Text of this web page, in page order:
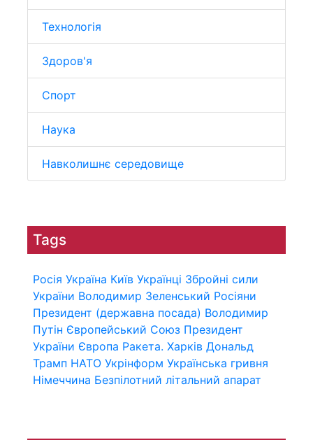
Технологія
Здоров'я
Спорт
Наука
Навколишнє середовище
Tags
Росія Україна Київ Українці Збройні сили
України Володимир Зеленський Росіяни
Президент (державна посада) Володимир
Путін Європейський Союз Президент
України Європа Ракета. Харків Дональд
Трамп НАТО Укрінформ Українська гривня
Німеччина Безпілотний літальний апарат